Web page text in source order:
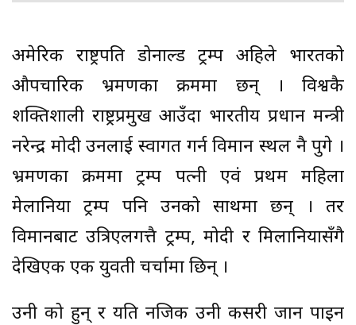
अमेरिकी राष्ट्रपति डोनाल्ड ट्रम्प अहिले भारतको
औपचारिक भ्रमणका क्रममा छन् । विश्वकै
शक्तिशाली राष्ट्रप्रमुख आउँदा भारतीय प्रधान मन्त्री
नरेन्द्र मोदी उनलाई स्वागत गर्न विमान स्थल नै पुगे ।
भ्रमणका क्रममा ट्रम्प पत्नी एवं प्रथम महिला
मेलानिया ट्रम्प पनि उनको साथमा छन् । तर
विमानबाट उत्रिएलगत्तै ट्रम्प, मोदी र मिलानियासँगै
देखिएकी एक युवती चर्चामा छिन् ।
उनी को हुन् र यति नजिक उनी कसरी जान पाइन